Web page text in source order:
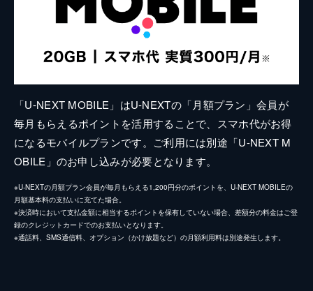
「U-NEXT MOBILE」はU-NEXTの「月額プラン」会員が
毎月もらえるポイントを活用することで、スマホ代がお得
になるモバイルプランです。ご利用には別途「U-NEXT M
OBILE」のお申し込みが必要となります。
※U-NEXTの月額プラン会員が毎月もらえる1,200円分のポイントを、U-NEXT MOBILEの
月額基本料の支払いに充てた場合。
※決済時において支払金額に相当するポイントを保有していない場合、差額分の料金はご登
録のクレジットカードでのお支払いとなります。
※通話料、SMS通信料、オプション（かけ放題など）の月額利用料は別途発生します。